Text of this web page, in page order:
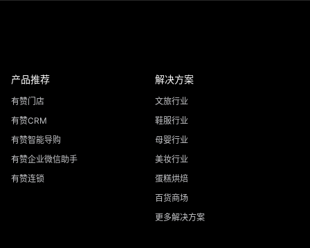
产品推荐
有赞门店
有赞CRM
有赞智能导购
有赞企业微信助手
有赞连锁
解决方案
文旅行业
鞋服行业
母婴行业
美妆行业
蛋糕烘焙
百货商场
更多解决方案